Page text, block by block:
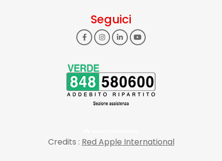
Seguici
Credits : Red Apple International